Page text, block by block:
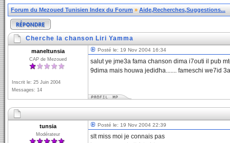
Forum du Mezoued Tunisien Index du Forum » Aide,Recherches,Suggestions...
Cherche la chanson Liri Yamma
maneltunsia
CAP de Mezoued
Inscrit le: 25 Juin 2004
Messages: 14
Posté le: 19 Nov 2004 16:34
salut ye jme3a fama chanson dima i7outi il pub
9dima mais houwa jedidha....... fameschi we7id
tunsia
Modérateur
Posté le: 19 Nov 2004 22:39
slt miss moi je connais pas